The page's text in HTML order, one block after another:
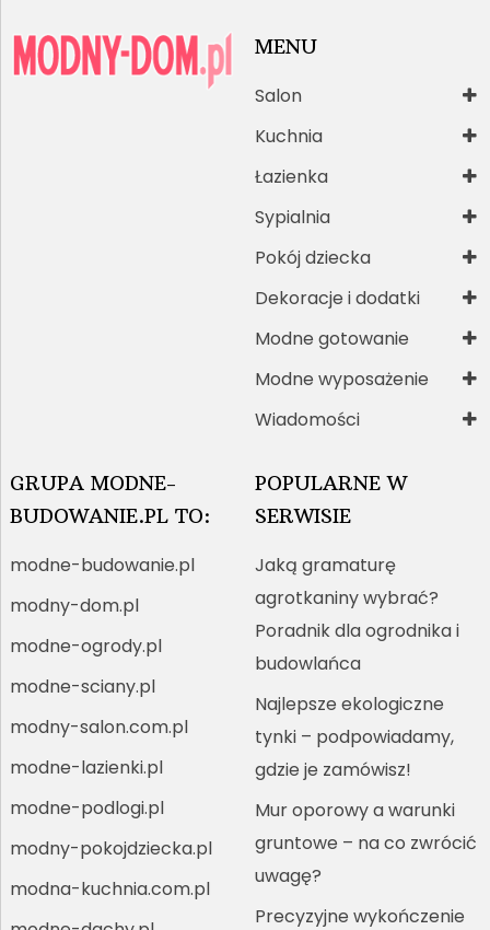
MENU
Salon
Kuchnia
Łazienka
Sypialnia
Pokój dziecka
Dekoracje i dodatki
Modne gotowanie
Modne wyposażenie
Wiadomości
GRUPA MODNE-
BUDOWANIE.PL TO:
modne-budowanie.pl
modny-dom.pl
modne-ogrody.pl
modne-sciany.pl
modny-salon.com.pl
modne-lazienki.pl
modne-podlogi.pl
modny-pokojdziecka.pl
modna-kuchnia.com.pl
POPULARNE W
SERWISIE
Jaką gramaturę
agrotkaniny wybrać?
Poradnik dla ogrodnika i
budowlańca
Najlepsze ekologiczne
tynki – podpowiadamy,
gdzie je zamówisz!
Mur oporowy a warunki
gruntowe – na co zwrócić
uwagę?
Precyzyjne wykończenie